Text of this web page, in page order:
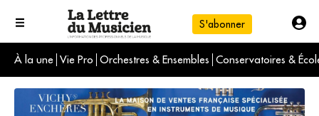
S'abonner
À la une Vie Pro Orchestres & Ensembles Conservatoires &
L'info du jour
Le numéro du mois